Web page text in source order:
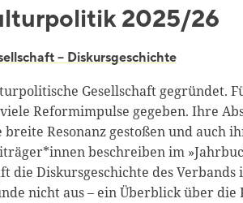
2025/26
– Diskursgeschichte
Gesellschaft gegründet.
Reformimpulse gegeben. Ihre
Resonanz gestoßen und
beschreiben im
die Diskursgeschichte des
nicht aus – ein Überblick über